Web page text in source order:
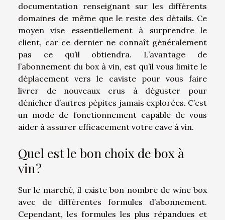
documentation renseignant sur les différents
domaines de même que le reste des détails. Ce
moyen vise essentiellement à surprendre le
client, car ce dernier ne connaît généralement
pas ce qu’il obtiendra. L’avantage de
l’abonnement du box à vin, est qu’il vous limite le
déplacement vers le caviste pour vous faire
livrer de nouveaux crus à déguster pour
dénicher d’autres pépites jamais explorées. C’est
un mode de fonctionnement capable de vous
aider à assurer efficacement votre cave à vin.
Quel est le bon choix de box à
vin ?
Sur le marché, il existe bon nombre de wine box
avec de différentes formules d’abonnement.
Cependant, les formules les plus répandues et